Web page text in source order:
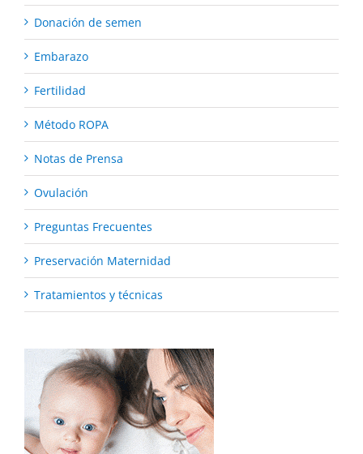
Donación de semen
Embarazo
Fertilidad
Método ROPA
Notas de Prensa
Ovulación
Preguntas Frecuentes
Preservación Maternidad
Tratamientos y técnicas